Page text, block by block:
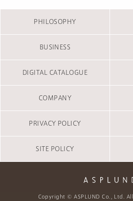
PHILOSOPHY
BUSINESS
DIGITAL CATALOGUE
COMPANY
PRIVACY POLICY
SITE POLICY
Copyright © ASPLUND Co., Ltd.